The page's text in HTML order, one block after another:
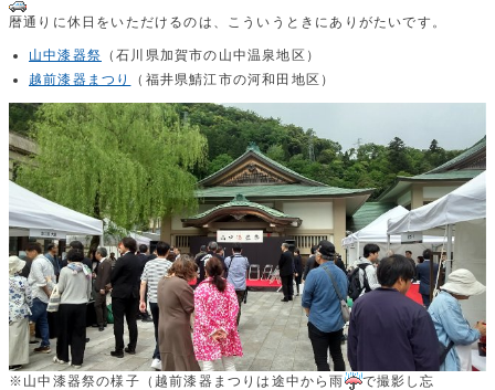
暦通りに休日をいただけるのは、こういうときにありがたいです。
山中漆器祭 （石川県加賀市の山中温泉地区）
越前漆器まつり
（福井県鯖江市の河和田地区）
※山中漆器祭の様子（越前漆器まつりは途中から雨
で撮影し忘